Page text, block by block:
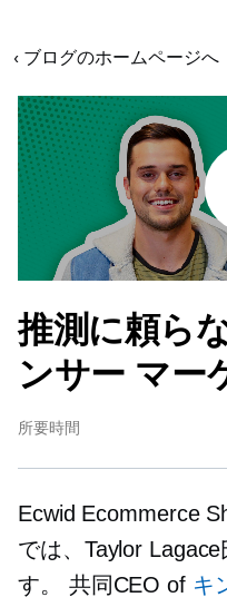
‹ ブログのホームページへ
詳
推測に頼ら
ンサー マー
所要時間
Ecwid Ecommerce
では、Taylor
す。 共同CEO of キ